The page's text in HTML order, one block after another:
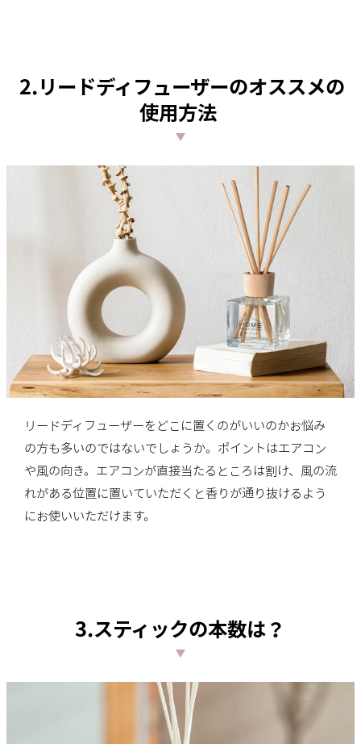
2.リードディフューザーのオススメの
使用方法
リードディフューザーをどこに置くのがいいのかお悩み
の方も多いのではないでしょうか。ポイントはエアコン
や風の向き。エアコンが直接当たるところは割け、風の流
れがある位置に置いていただくと香りが通り抜けるよう
にお使いいただけます。
3.スティックの本数は？